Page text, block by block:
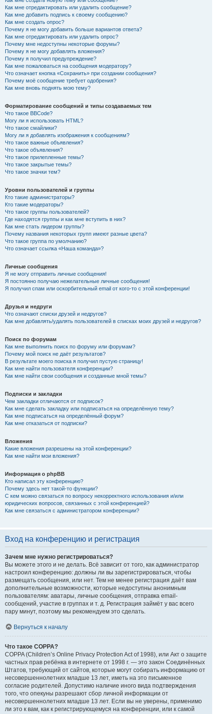
Как мне отредактировать или удалить сообщение?
Как мне добавить подпись к своему сообщению?
Как мне создать опрос?
Почему я не могу добавить больше вариантов ответа?
Как мне отредактировать или удалить опрос?
Почему мне недоступны некоторые форумы?
Почему я не могу добавлять вложения?
Почему я получил предупреждение?
Как мне пожаловаться на сообщения модератору?
Что означает кнопка «Сохранить» при создании сообщения?
Почему моё сообщение требует одобрения?
Как мне вновь поднять мою тему?
Форматирование сообщений и типы создаваемых тем
Что такое BBCode?
Могу ли я использовать HTML?
Что такое смайлики?
Могу ли я добавлять изображения к сообщениям?
Что такое важные объявления?
Что такое объявления?
Что такое прилепленные темы?
Что такое закрытые темы?
Что такое значки тем?
Уровни пользователей и группы
Кто такие администраторы?
Кто такие модераторы?
Что такое группы пользователей?
Где находятся группы и как мне вступить в них?
Как мне стать лидером группы?
Почему названия некоторых групп имеют разные цвета?
Что такое группа по умолчанию?
Что означает ссылка «Наша команда»?
Личные сообщения
Я не могу отправить личные сообщения!
Я постоянно получаю нежелательные личные сообщения!
Я получил спам или оскорбительный email от кого-то с этой конференции!
Друзья и недруги
Что означают списки друзей и недругов?
Как мне добавлять/удалять пользователей в списках моих друзей и недругов?
Поиск по форумам
Как мне выполнить поиск по форуму или форумам?
Почему мой поиск не даёт результатов?
В результате моего поиска я получил пустую страницу!
Как мне найти пользователя конференции?
Как мне найти свои сообщения и созданные мной темы?
Подписки и закладки
Чем закладки отличаются от подписок?
Как мне сделать закладку или подписаться на определённую тему?
Как мне подписаться на определённый форум?
Как мне отказаться от подписки?
Вложения
Какие вложения разрешены на этой конференции?
Как мне найти мои вложения?
Информация о phpBB
Кто написал эту конференцию?
Почему здесь нет такой-то функции?
С кем можно связаться по вопросу некорректного использования и/или
юридических вопросов, связанных с этой конференцией?
Как мне связаться с администратором конференции?
Вход на конференцию и регистрация
Зачем мне нужно регистрироваться?
Вы можете этого и не делать. Всё зависит от того, как администратор
настроил конференцию: должны ли вы зарегистрироваться, чтобы
размещать сообщения, или нет. Тем не менее регистрация даёт вам
дополнительные возможности, которые недоступны анонимным
пользователям: аватары, личные сообщения, отправка email-
сообщений, участие в группах и т. д. Регистрация займёт у вас всего
пару минут, поэтому мы рекомендуем это сделать.
Вернуться к началу
Что такое COPPA?
COPPA (Children’s Online Privacy Protection Act of 1998), или Акт о защите
частных прав ребёнка в интернете от 1998 г. — это закон Соединённых
Штатов, требующий от сайтов, которые могут собирать информацию от
несовершеннолетних младше 13 лет, иметь на это письменное
согласие родителей. Допустимо наличие иного вида подтверждения
того, что опекуны разрешают сбор личной информации от
несовершеннолетних младше 13 лет. Если вы не уверены, применимо
ли это к вам, как к регистрирующемуся на конференции, или к самой